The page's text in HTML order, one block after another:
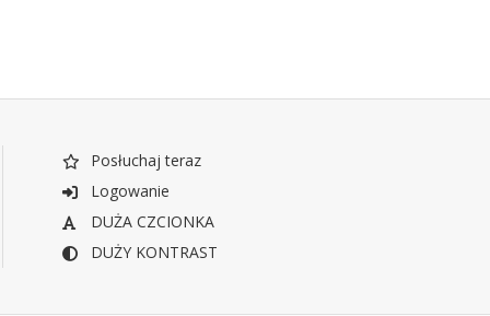
Posłuchaj teraz
Logowanie
DUŻA CZCIONKA
DUŻY KONTRAST